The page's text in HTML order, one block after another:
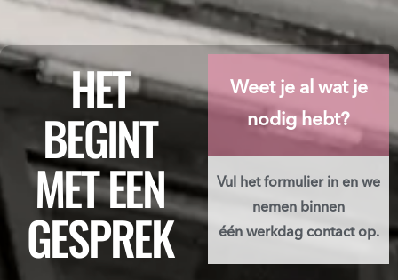
HET
BEGINT
MET EEN
GESPREK
Weet je al wat je
nodig hebt?
Vul het formulier in en we
nemen binnen
één werkdag contact op.